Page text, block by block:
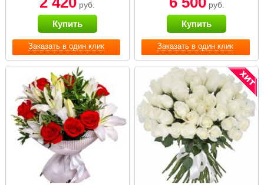
Заказать в один клик
руб.
Купить
Заказать в один клик
руб.
Купить